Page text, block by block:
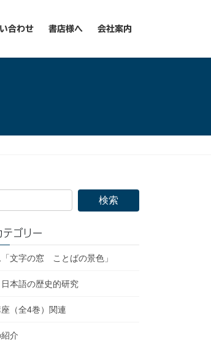
合わせ 書店様へ 会社案内
テゴリー
文字の窓 ことばの景色」
本語の歴史的研究
（全4巻）関連
介